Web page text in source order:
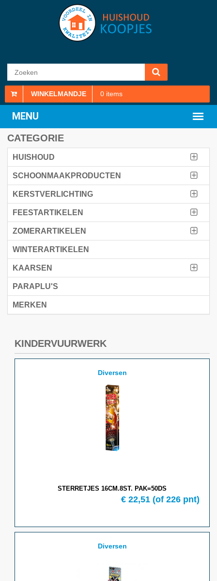
WINKELMANDJE 0 items
CATEGORIE
HUISHOUD
SCHOONMAAKPRODUCTEN
KERSTVERLICHTING
FEESTARTIKELEN
ZOMERARTIKELEN
WINTERARTIKELEN
KAARSEN
PARAPLU'S
MERKEN
KINDERVUURWERK
Diversen
STERRETJES 16CM.8ST. PAK=50DS
€ 22,51 (of 226 pnt)
Diversen